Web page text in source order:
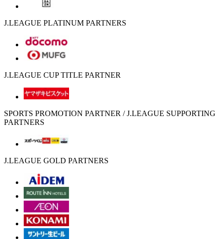
J.LEAGUE PLATINUM PARTNERS
J.LEAGUE CUP TITLE PARTNER
SPORTS PROMOTION PARTNER / J.LEAGUE SUPPORTING
PARTNERS
J.LEAGUE GOLD PARTNERS